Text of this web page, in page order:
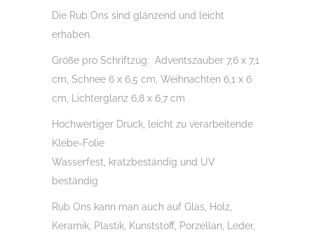
Die Rub Ons sind glänzend und leicht
erhaben.
Größe pro Schriftzug: Adventszauber 7,6 x 7,1
cm, Schnee 6 x 6,5 cm, Weihnachten 6,1 x 6
cm, Lichterglanz 6,8 x 6,7 cm
Hochwertiger Druck, leicht zu verarbeitende
Klebe-Folie
Wasserfest, kratzbeständig und UV
beständig
Rub Ons kann man auch auf Glas, Holz,
Keramik, Plastik, Kunststoff, Porzellan, Leder,